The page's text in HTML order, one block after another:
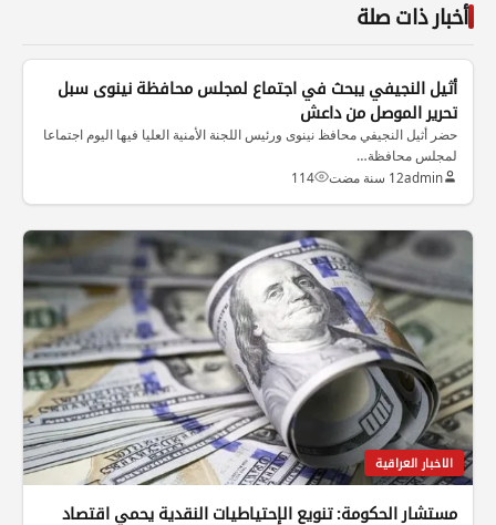
أخبار ذات صلة
أثيل النجيفي يبحث في اجتماع لمجلس محافظة نينوى سبل
تحرير الموصل من داعش
حضر أثيل النجيفي محافظ نينوى ورئيس اللجنة الأمنية العليا فيها اليوم اجتماعا
لمجلس محافظة…
admin12 سنة مضت 114
الاخبار العراقية
مستشار الحكومة: تنويع الإحتياطيات النقدية يحمي اقتصاد